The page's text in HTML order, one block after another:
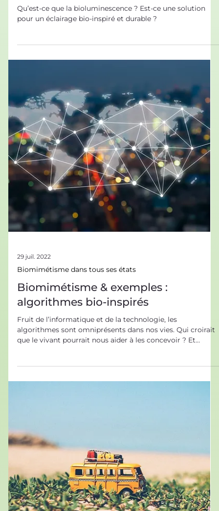
Bioluminescence : quand le
Qu’est-ce que la bioluminescence ? Est-ce une solution
pour un éclairage bio-inspiré et durable ?
Biomimétisme & exemples :
que le vivant pourrait nous aider à les concevoir ? Et
pourtant, le biomimétisme regorge d’exemples
d’algorithmes inspirés du vivant. Suivez-nous à la
découverte des exemples d’algorithmes en biomimétisme
! Qu’est-ce qu’un algorithme ? Définition et origine Un
algorithme est une suite d’instructions . C’est une
méthode qui permet de résoudre un type de problème .
Par ex